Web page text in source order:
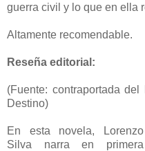
guerra civil y lo que en ella
Altamente recomendable.
Reseña editorial:
(Fuente: contraportada
Destino)
En esta novela, Lorenzo
Silva narra en primera